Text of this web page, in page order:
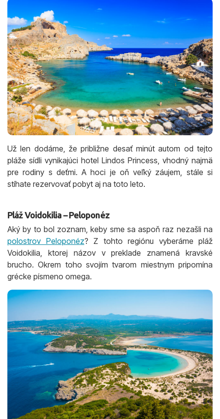
Už len dodáme, že približne desať minút autom od tejto
pláže sídli vynikajúci hotel Lindos Princess, vhodný najmä
pre rodiny s deťmi. A hoci je oň veľký záujem, stále si
stíhate rezervovať pobyt aj na toto leto.
Pláž Voidokilia – Peloponéz
Aký by to bol zoznam, keby sme sa aspoň raz nezašli na
polostrov Peloponéz? Z tohto regiónu vyberáme pláž
Voidokilia, ktorej názov v preklade znamená kravské
brucho. Okrem toho svojím tvarom miestnym pripomína
grécke písmeno omega.